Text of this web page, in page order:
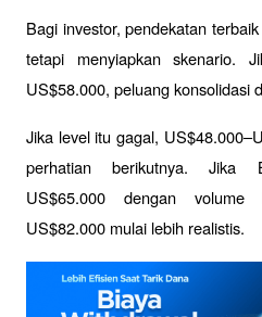
Bagi investor, pendekatan
tetapi menyiapkan skenario.
US$58.000, peluang konsolidasi
Jika level itu gagal,
perhatian berikutnya. Jika
US$65.000 dengan
US$82.000 mulai lebih realistis.